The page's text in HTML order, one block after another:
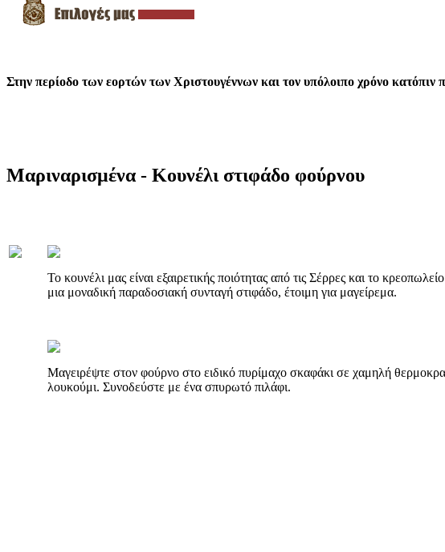
Στην περίοδο των εορτών των Χριστουγέννων και τον υπόλοιπο χρόνο κατόπιν
Μαριναρισμένα - Κουνέλι στιφάδο φούρνου
Το κουνέλι μας είναι εξαιρετικής ποιότητας από τις Σέρρες και το
μια μοναδική παραδοσιακή συνταγή στιφάδο, έτοιμη για μαγείρεμα.
Μαγειρέψτε στον φούρνο στο ειδικό πυρίμαχο σκαφάκι σε χαμηλή
λουκούμι. Συνοδεύστε με ένα σπυρωτό πιλάφι.